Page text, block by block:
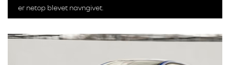
er netop blevet navngivet.